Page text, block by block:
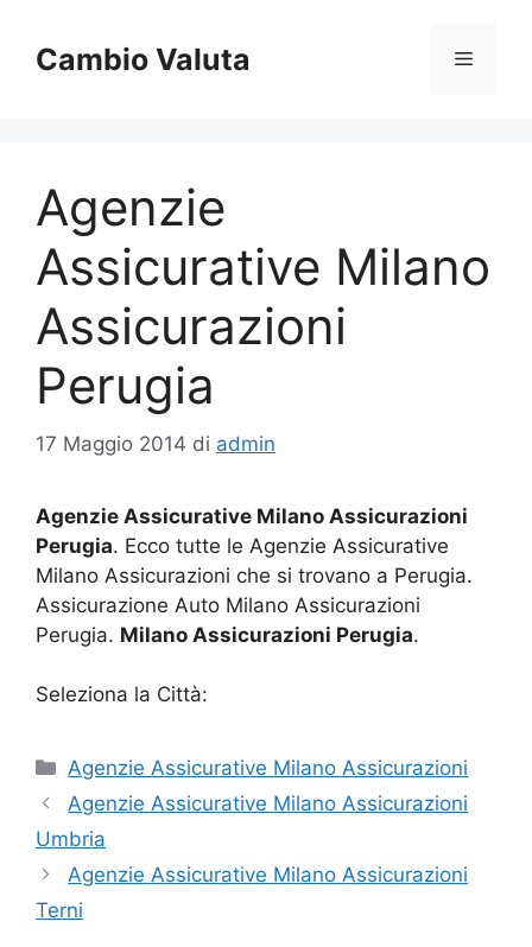
contenuto
Cambio Valuta Menu
Agenzie
Assicurative Milano
Assicurazioni
Perugia
17 Maggio 2014 di admin
Agenzie Assicurative Milano Assicurazioni
Perugia. Ecco tutte le Agenzie Assicurative
Milano Assicurazioni che si trovano a Perugia.
Assicurazione Auto Milano Assicurazioni
Perugia. Milano Assicurazioni Perugia.
Seleziona la Città:
Categorie
Agenzie Assicurative Milano Assicurazioni
Agenzie Assicurative Milano Assicurazioni
Umbria
Agenzie Assicurative Milano Assicurazioni
Terni